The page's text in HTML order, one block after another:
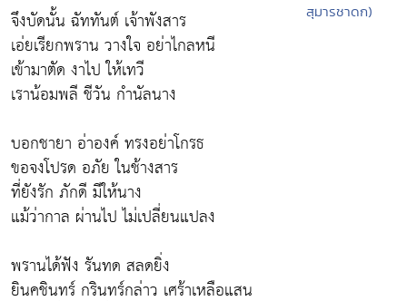
จึงบัดนั้น ฉัททันต์ เจ้าพังสาร
เอ่ยเรียกพราน วางใจ อย่าไกลหนี
เข้ามาตัด งาไป ให้เทวี
เราน้อมพลี ชีวัน กำนัลนาง
บอกชายา อ่าองค์ ทรงอย่าโกรธ
ขอจงโปรด อภัย ในช้างสาร
ที่ยังรัก ภักดี มีให้นาง
แม้ว่ากาล ผ่านไป ไม่เปลี่ยนแปลง
พรานได้ฟัง รันทด สลดยิ่ง
ยินคชินทร์ กรินทร์กล่าว เศร้าเหลือแสน
สุมารชาดก)